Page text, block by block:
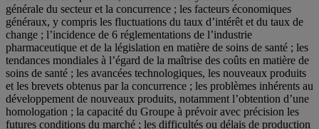
générale du secteur et la concurrence ; les facteurs économiques
généraux, y compris les fluctuations du taux d’intérêt et du taux de
change ; l’incidence de 6 réglementations de l’industrie
pharmaceutique et de la législation en matière de soins de santé ; les
tendances mondiales à l’égard de la maîtrise des coûts en matière de
soins de santé ; les avancées technologiques, les nouveaux produits
et les brevets obtenus par la concurrence ; les problèmes inhérents au
développement de nouveaux produits, notamment l’obtention d’une
homologation ; la capacité du Groupe à prévoir avec précision les
futures conditions du marché ; les difficultés ou délais de production